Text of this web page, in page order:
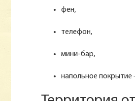
фен,
телефон,
мини-бар,
напольное покрытие